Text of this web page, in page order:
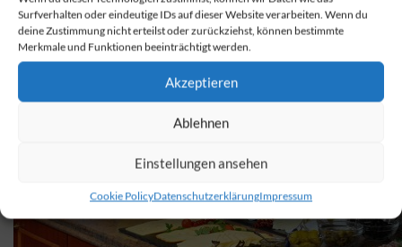
Surfverhalten oder eindeutige IDs auf dieser Website verarbeiten. Wenn du
deine Zustimmung nicht erteilst oder zurückziehst, können bestimmte
Merkmale und Funktionen beeinträchtigt werden.
Akzeptieren
Ablehnen
Einstellungen ansehen
Cookie PolicyDatenschutzerklärungImpressum